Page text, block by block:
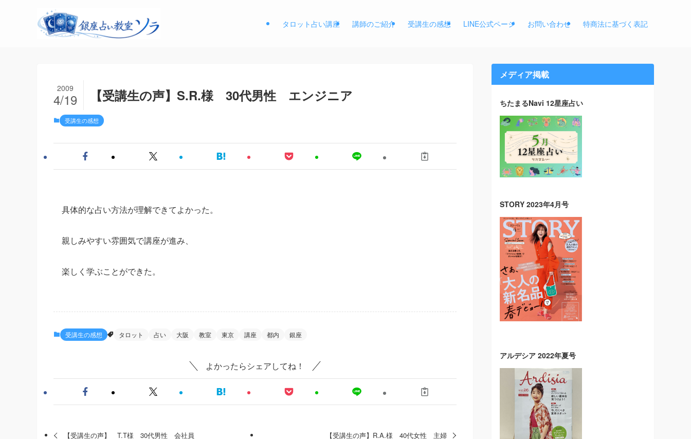
タロット占い講座 講師のご紹介 受講生の感想 LINE公式ページ お問い合わせ 特商法に基づく表記
【受講生の声】S.R.様 30代男性 エンジニア
2009
4/19
受講生の感想
具体的な占い方法が理解できてよかった。
親しみやすい雰囲気で講座が進み、
楽しく学ぶことができた。
受講生の感想 タロット 占い 大阪 教室 東京 講座 都内 銀座
よかったらシェアしてね！
【受講生の声】 T.T様 30代男性 会社員 【受講生の声】R.A.様 40代女性 主婦
メディア掲載
ちたまるNavi 12星座占い
STORY 2023年4月号
アルデシア 2022年夏号